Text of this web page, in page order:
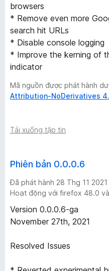
browsers
* Remove even more
search hit URLs
* Disable console logging
* Improve the kerning of
indicator
Mã nguồn được phát hành
Attribution-NoDerivatives
Tải xuống tập tin
Phiên bản 0.0.0.6
Đã phát hành 28 Thg 11 2021
Hoạt động với firefox 48.0
Version 0.0.0.6-ga
November 27th, 2021
Resolved Issues